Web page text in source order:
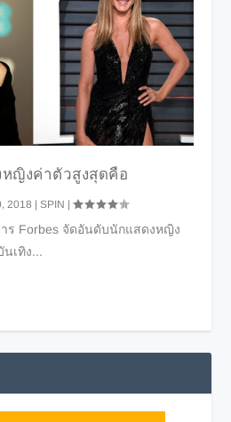
ญิงค่าตัวสูงสุดคือ
2018 |SPIN |
ร Forbes จัดอันดับนักแสดงหญิง
เทิง...